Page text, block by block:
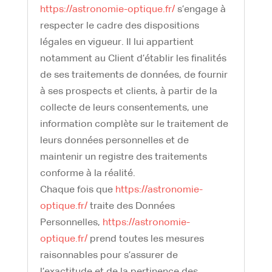
https://astronomie-optique.fr/s’engage à
respecter le cadre des dispositions
légales en vigueur. Il lui appartient
notamment au Client d’établir les finalités
de ses traitements de données, de fournir
à ses prospects et clients, à partir de la
collecte de leurs consentements, une
information complète sur le traitement de
leurs données personnelles et de
maintenir un registre des traitements
conforme à la réalité.
Chaque fois que https://astronomie-
optique.fr/traite des Données
Personnelles, https://astronomie-
optique.fr/prend toutes les mesures
raisonnables pour s’assurer de